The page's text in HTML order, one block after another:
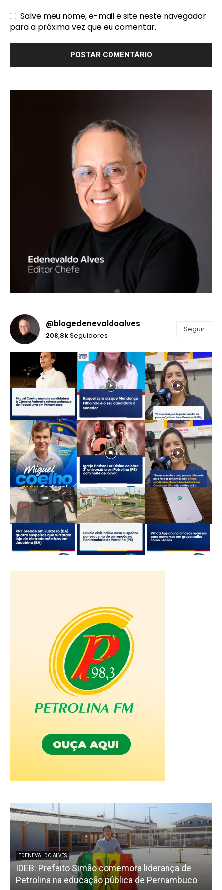
Salve meu nome, e-mail e site neste navegador
para a próxima vez que eu comentar.
@blogedenevaldoalves
208,8kSeguidores
Seguir
EDENEVALDO ALVES
IDEB: Prefeito Simão comemora liderança de
Petrolina na educação pública de Pernambuco